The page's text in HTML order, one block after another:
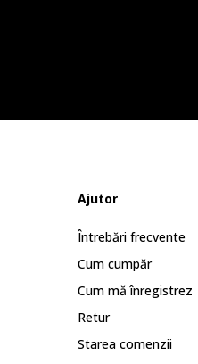
Ajutor
Întrebări frecvente
Cum cumpăr
Cum mă înregistrez
Retur
Starea comenzii